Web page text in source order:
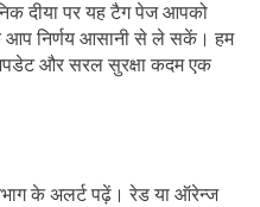
दीया पर यह टैग पेज आपको
आप निर्णय आसानी से ले सकें। हम
अपडेट और सरल सुरक्षा कदम एक
के अलर्ट पढ़ें। रेड या ऑरेन्ज